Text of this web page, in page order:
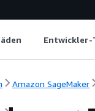
Entwickler-
Amazon SageMaker